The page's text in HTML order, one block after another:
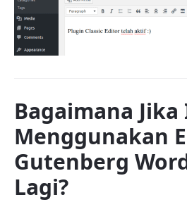
Bagaimana
Menggunakan
Gutenberg
Lagi?